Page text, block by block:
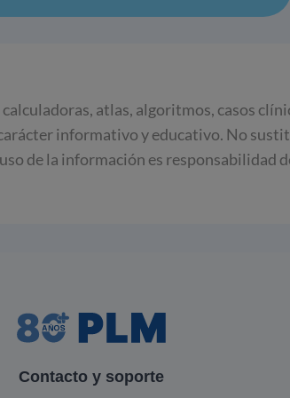
atlas, algoritmos, casos
informativo y educativo. No
de la información es responsabilidad
Contacto y soporte